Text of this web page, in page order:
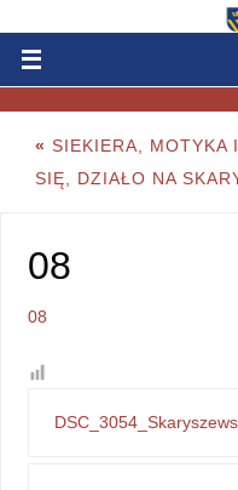
« SIEKIERA, MOTYKA
SIĘ, DZIAŁO NA
08
08